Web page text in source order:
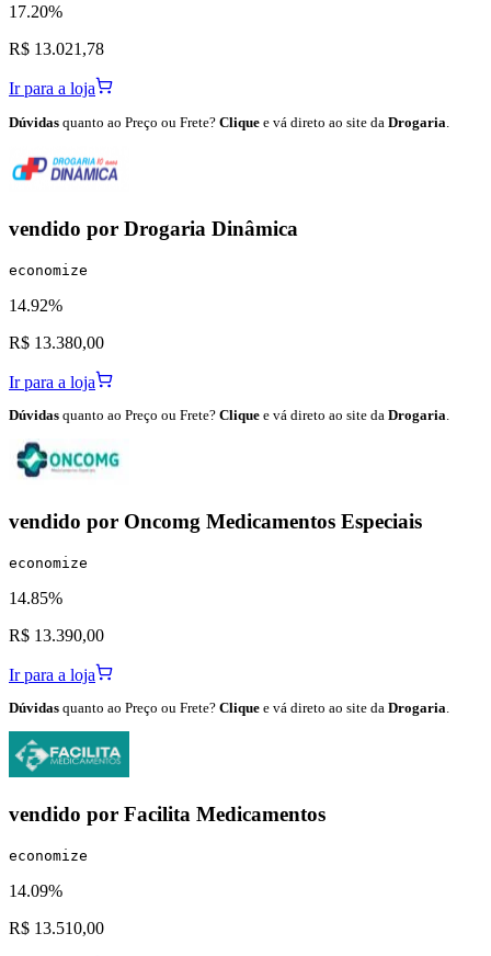
17.20%
R$ 13.021,78
Ir para a loja
Dúvidas quanto ao Preço ou Frete? Clique e vá direto ao site da Drogaria
vendido por Drogaria Dinâmica
economize
14.92%
R$ 13.380,00
Ir para a loja
Dúvidas quanto ao Preço ou Frete? Clique e vá direto ao site da Drogaria
vendido por Oncomg Medicamentos Especiais
economize
14.85%
R$ 13.390,00
Ir para a loja
Dúvidas quanto ao Preço ou Frete? Clique e vá direto ao site da Drogaria.
vendido por Facilita Medicamentos
economize
14.09%
R$ 13.510,00